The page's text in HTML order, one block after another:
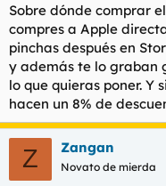
Sobre dónde comprar
compres a Apple
pinchas después en
y además te lo graban
lo que quieras poner. Y
hacen un 8% de
Z Zangan
Novato de mierda